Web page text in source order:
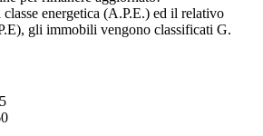
energetica (A.P.E.) ed il relativo
gli immobili vengono classificati G.